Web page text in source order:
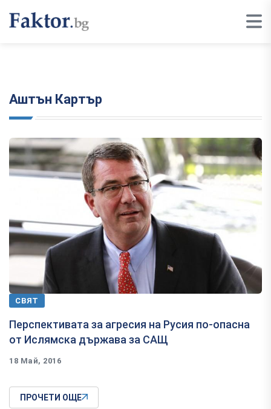
Аштън Картър
СВЯТ
Перспективата за агресия на Русия по-опасна
от Ислямска държава за САЩ
18 Май, 2016
ПРОЧЕТИ ОЩЕ